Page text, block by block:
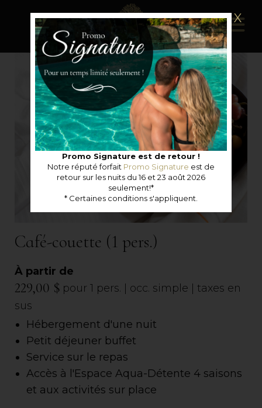
X
Promo Signature est de retour !
Notre réputé forfait Promo Signature est de
retour sur les nuits du 16 et 23 août 2026
seulement!*
* Certaines conditions s'appliquent.
Café-couette (1 pers.)
À partir de
229,00 $ pour 1 pers. | occ. simple | taxes en
sus
Hébergement d'une nuit
Petit déjeuner buffet
Service sur le repas
Accès à l'Espace Aqua-Détente 4 saisons
et aux activités sur place